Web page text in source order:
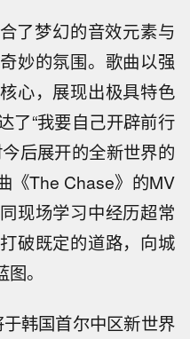
了梦幻的音效元素与
妙的氛围。歌曲以强
心，展现出极具特色
了“我要自己开辟前行
后展开的全新世界的
《The Chase》的MV
现场学习中经历超常
破既定的道路，向城
。
韩国首尔中区新世界